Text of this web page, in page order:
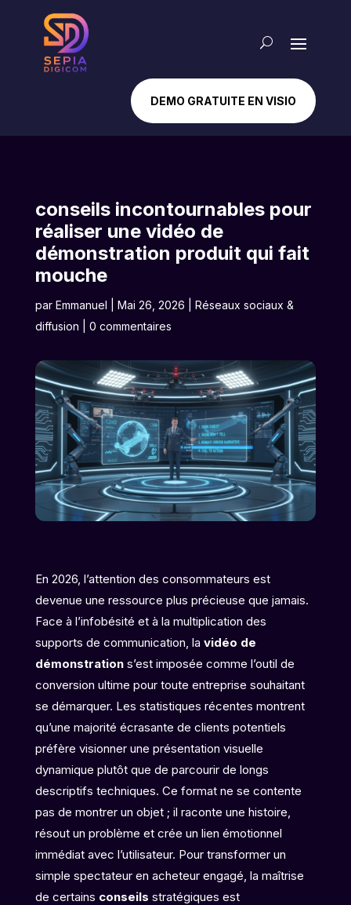
DEMO GRATUITE EN VISIO
conseils incontournables pour
réaliser une vidéo de
démonstration produit qui fait
mouche
par Emmanuel Mai 26, 2026
Réseaux sociaux &
diffusion
0 commentaires
En 2026, l’attention des consommateurs est
devenue une ressource plus précieuse que jamais.
Face à l’infobésité et à la multiplication des
supports de communication, la vidéo de
démonstrations’est imposée comme l’outil de
conversion ultime pour toute entreprise souhaitant
se démarquer. Les statistiques récentes montrent
qu’une majorité écrasante de clients potentiels
préfère visionner une présentation visuelle
dynamique plutôt que de parcourir de longs
descriptifs techniques. Ce format ne se contente
pas de montrer un objet ; il raconte une histoire,
résout un problème et crée un lien émotionnel
immédiat avec l’utilisateur. Pour transformer un
simple spectateur en acheteur engagé, la maîtrise
de certains conseils stratégiques est